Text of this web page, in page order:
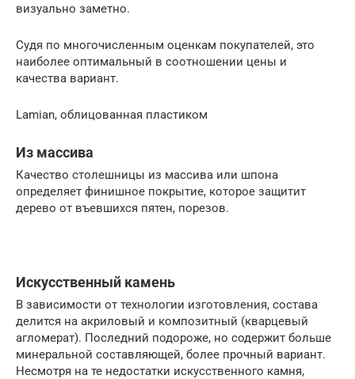
визуально заметно.
Судя по многочисленным оценкам покупателей, это
наиболее оптимальный в соотношении цены и
качества вариант.
Lamian, облицованная пластиком
Из массива
Качество столешницы из массива или шпона
определяет финишное покрытие, которое защитит
дерево от въевшихся пятен, порезов.
Искусственный камень
В зависимости от технологии изготовления, состава
делится на акриловый и композитный (кварцевый
агломерат). Последний подороже, но содержит больше
минеральной составляющей, более прочный вариант.
Несмотря на те недостатки искусственного камня,